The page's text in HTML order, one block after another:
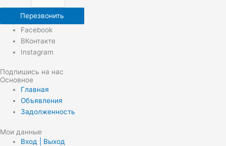
Перезвонить
Facebook
ВКонтакте
Instagram
Подпишись на нас
Основное
Главная
Объявления
Задолженность
Мои данные
Вход | Выход